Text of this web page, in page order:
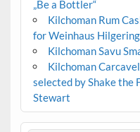
„Be a Bottler“
Kilchoman Rum
for Weinhaus Hilgering
Kilchoman Savu
Kilchoman
selected by Shake the
Stewart